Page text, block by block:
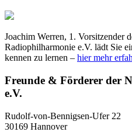
Joachim Werren, 1. Vorsitzender
Radiophilharmonie e.V. lädt Sie
kennen zu lernen – hier mehr
Freunde & Förderer der
e.V.
Rudolf-von-Bennigsen-Ufer 22
30169 Hannover